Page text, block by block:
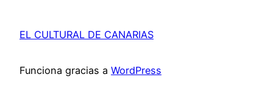
EL CULTURAL DE CANARIAS
Funciona gracias a WordPress